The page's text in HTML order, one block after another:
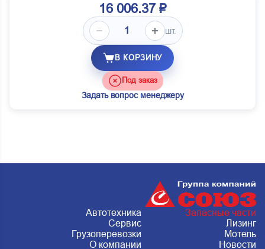
16 006.37 ₽
шт.
В КОРЗИНУ
Под заказ
Задать вопрос менеджеру
Автотехника
Запасные части
Сервис
Лизинг
Грузоперевозки
Мотель
О компании
Новости